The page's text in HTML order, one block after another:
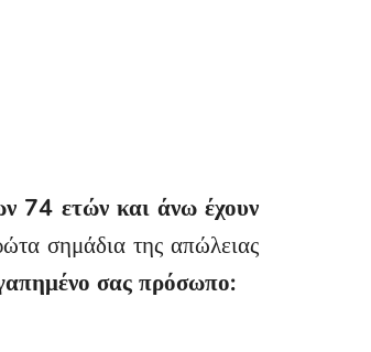
74 ετών και άνω έχουν
σημάδια της απώλειας
σας πρόσωπο: